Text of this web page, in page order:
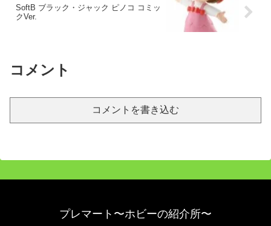
SoftB ブラック・ジャック ピノコ コミッ
クVer.
コメント
コメントを書き込む
プレマート〜ホビーの紹介所〜